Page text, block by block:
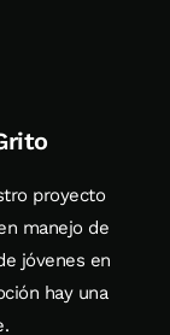
proyecto
manejo de
jóvenes en
hay una